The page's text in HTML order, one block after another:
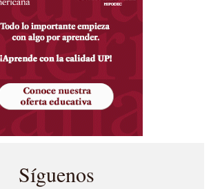
Síguenos